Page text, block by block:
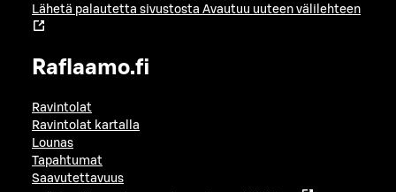
Lähetä palautetta sivustosta Avautuu uuteen välilehteen
Raflaamo.fi
Ravintolat
Ravintolat kartalla
Lounas
Tapahtumat
Saavutettavuus